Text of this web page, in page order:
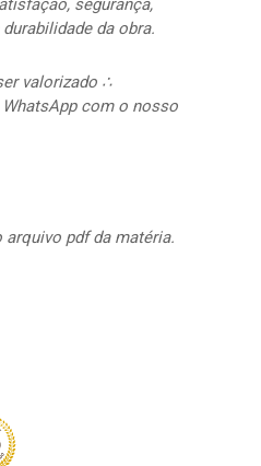
segurança,
da obra.
valorizado ∴
com o nosso
pdf da matéria.